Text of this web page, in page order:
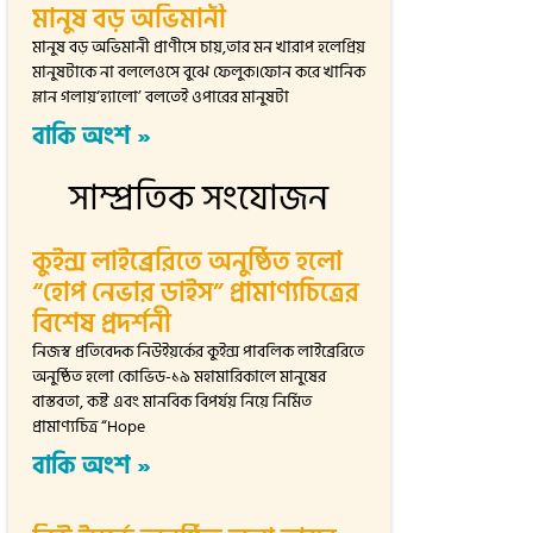
মানুষ বড় অভিমানী
মানুষ বড় অভিমানী প্রাণীসে চায়,তার মন খারাপ হলেপ্রিয়
মানুষটাকে না বললেওসে বুঝে ফেলুক।ফোন করে খানিক
ম্লান গলায়‘হ্যালো’ বলতেই ওপারের মানুষটা
বাকি অংশ »
সাম্প্রতিক সংযোজন
কুইন্স লাইব্রেরিতে অনুষ্ঠিত হলো
“হোপ নেভার ডাইস” প্রামাণ্যচিত্রের
বিশেষ প্রদর্শনী
নিজস্ব প্রতিবেদক নিউইয়র্কের কুইন্স পাবলিক লাইব্রেরিতে
অনুষ্ঠিত হলো কোভিড-১৯ মহামারিকালে মানুষের
বাস্তবতা, কষ্ট এবং মানবিক বিপর্যয় নিয়ে নির্মিত
প্রামাণ্যচিত্র “Hope
বাকি অংশ »